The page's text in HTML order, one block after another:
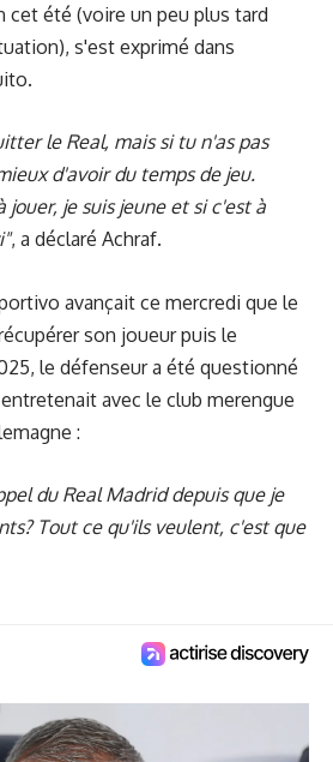
cet été (voire un peu plus tard
s'est exprimé dans
le Real, mais si tu n'as pas
d'avoir du temps de jeu.
jouer, je suis jeune et si c'est à
, a déclaré Achraf.
avançait ce mercredi que le
son joueur puis le
le défenseur a été questionné
avec le club merengue
:
du Real Madrid depuis que je
Tout ce qu'ils veulent, c'est que